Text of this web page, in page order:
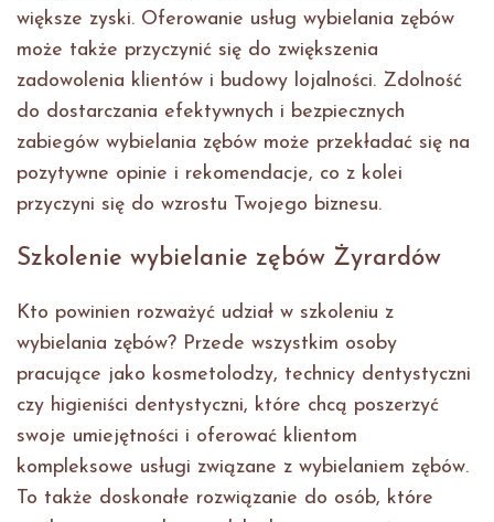
większe zyski. Oferowanie usług wybielania zębów
może także przyczynić się do zwiększenia
zadowolenia klientów i budowy lojalności. Zdolność
do dostarczania efektywnych i bezpiecznych
zabiegów wybielania zębów może przekładać się na
pozytywne opinie i rekomendacje, co z kolei
przyczyni się do wzrostu Twojego biznesu.
Szkolenie wybielanie zębów Żyrardów
Kto powinien rozważyć udział w szkoleniu z
wybielania zębów? Przede wszystkim osoby
pracujące jako kosmetolodzy, technicy dentystyczni
czy higieniści dentystyczni, które chcą poszerzyć
swoje umiejętności i oferować klientom
kompleksowe usługi związane z wybielaniem zębów.
To także doskonałe rozwiązanie do osób, które